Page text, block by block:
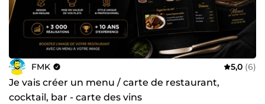
FMK 5,0 (6)
Je vais créer un menu / carte de restaurant,
cocktail, bar - carte des vins